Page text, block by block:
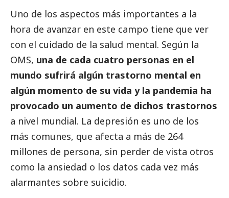
Uno de los aspectos más importantes a la
hora de avanzar en este campo tiene que ver
con el cuidado de la salud mental. Según la
OMS, una de cada cuatro personas en el
mundo sufrirá algún trastorno mental en
algún momento de su vida y la pandemia ha
provocado un aumento de dichos trastornos
a nivel mundial. La depresión es uno de los
más comunes, que afecta a más de 264
millones de persona, sin perder de vista otros
como la ansiedad o los datos cada vez más
alarmantes sobre suicidio.